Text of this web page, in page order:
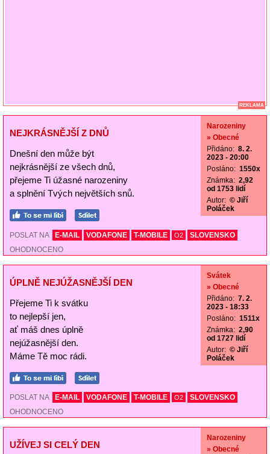
REKLAMA
NEJKRÁSNĚJŠÍ Z DNŮ
Dnešní den může být
nejkrásnější ze všech dnů,
přejeme Ti úžasné narozeniny
a splnění Tvých největších snů.
Narozeniny
» Obecné
Přidáno: 8. 2.
2023 - 20:00
Posláno: 1550x
Známka: 2,92
od 1753 lidí
Autor: © Jiří
Poláček
POSLAT NA E-MAIL VODAFONE T-MOBILE O2
SLOVENSKO
OHODNOCENO
ÚPLNĚ NEJÚŽASNĚJŠÍ DEN
Přejeme Ti k svátku
to nejlepší jen,
ať máš dnes úplně
nejúžasnější den.
Máme Tě moc rádi.
Svátek
» Obecné
Přidáno: 7. 2.
2023 - 18:33
Posláno: 1511x
Známka: 2,90
od 1727 lidí
Autor: © Jiří
Poláček
POSLAT NA E-MAIL VODAFONE T-MOBILE O2
SLOVENSKO
OHODNOCENO
UŽÍVEJ SI CELÝ DEN
Narozeniny
» Obecné